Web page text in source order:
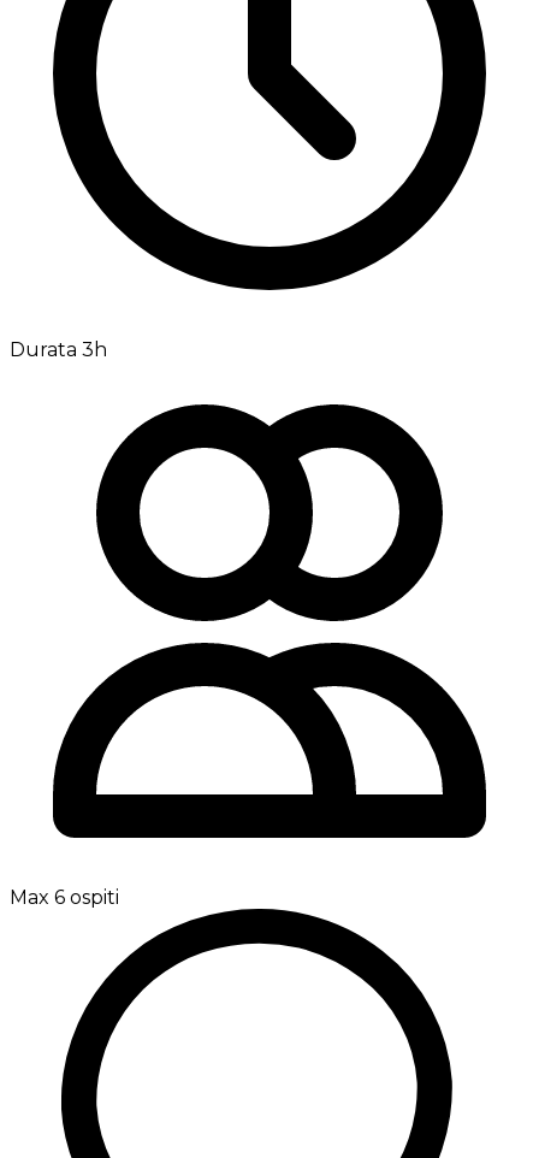
Durata 3h
Max 6 ospiti